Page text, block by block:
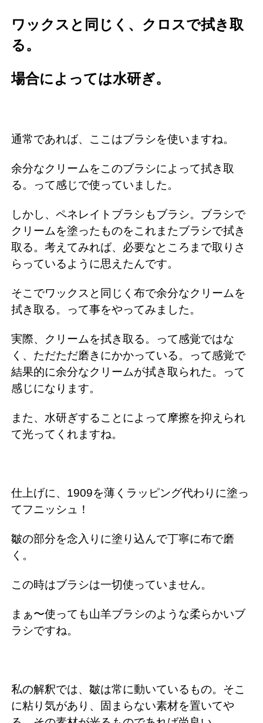
ワックスと同じく、クロスで拭き取
る。
場合によっては水研ぎ。
通常であれば、ここはブラシを使いますね。
余分なクリームをこのブラシによって拭き取
る。って感じで使っていました。
しかし、ペネレイトブラシもブラシ。ブラシで
クリームを塗ったものをこれまたブラシで拭き
取る。考えてみれば、必要なところまで取りさ
らっているように思えたんです。
そこでワックスと同じく布で余分なクリームを
拭き取る。って事をやってみました。
実際、クリームを拭き取る。って感覚ではな
く、ただただ磨きにかかっている。って感覚で
結果的に余分なクリームが拭き取られた。って
感じになります。
また、水研ぎすることによって摩擦を抑えられ
て光ってくれますね。
仕上げに、1909を薄くラッピング代わりに塗っ
てフニッシュ！
皺の部分を念入りに塗り込んで丁寧に布で磨
く。
この時はブラシは一切使っていません。
まぁ〜使っても山羊ブラシのような柔らかいブ
ラシですね。
私の解釈では、皺は常に動いているもの。そこ
に粘り気があり、固まらない素材を置いてや